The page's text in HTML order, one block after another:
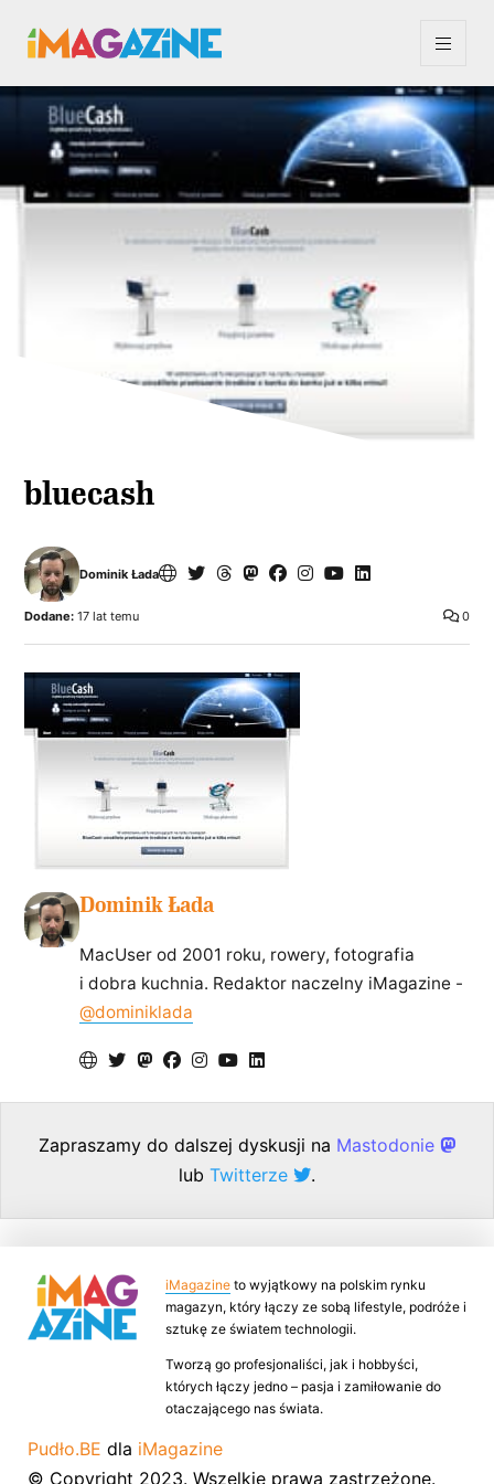
bluecash
Dominik Łada
0
Dodane: 17 lat temu
Dominik Łada
MacUser od 2001 roku, rowery, fotografia
i dobra kuchnia. Redaktor naczelny iMagazine -
@dominiklada
Zapraszamy do dalszej dyskusji na Mastodonie
lub Twitterze .
iMagazine to wyjątkowy na polskim rynku
magazyn, który łączy ze sobą lifestyle, podróże i
sztukę ze światem technologii.
Tworzą go profesjonaliści, jak i hobbyści,
których łączy jedno – pasja i zamiłowanie do
otaczającego nas świata.
Pudło.BE dla iMagazine
© Copyright 2023. Wszelkie prawa zastrzeżone.